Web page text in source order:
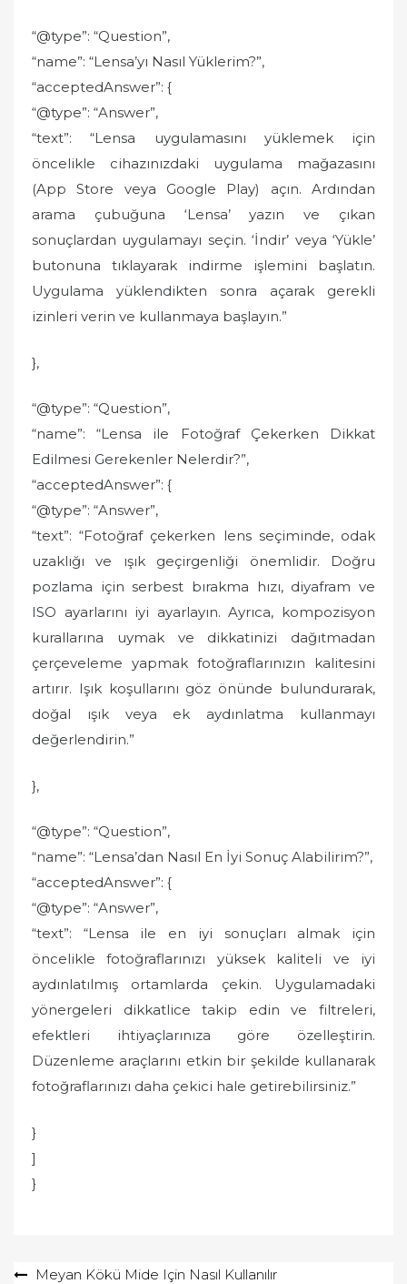
“@type”: “Question”,
“name”: “Lensa’yı Nasıl Yüklerim?”,
“acceptedAnswer”: {
“@type”: “Answer”,
“text”: “Lensa uygulamasını yüklemek için
öncelikle cihazınızdaki uygulama mağazasını
(App Store veya Google Play) açın. Ardından
arama çubuğuna ‘Lensa’ yazın ve çıkan
sonuçlardan uygulamayı seçin. ‘İndir’ veya ‘Yükle’
butonuna tıklayarak indirme işlemini başlatın.
Uygulama yüklendikten sonra açarak gerekli
izinleri verin ve kullanmaya başlayın.”
},
“@type”: “Question”,
“name”: “Lensa ile Fotoğraf Çekerken Dikkat
Edilmesi Gerekenler Nelerdir?”,
“acceptedAnswer”: {
“@type”: “Answer”,
“text”: “Fotoğraf çekerken lens seçiminde, odak
uzaklığı ve ışık geçirgenliği önemlidir. Doğru
pozlama için serbest bırakma hızı, diyafram ve
ISO ayarlarını iyi ayarlayın. Ayrıca, kompozisyon
kurallarına uymak ve dikkatinizi dağıtmadan
çerçeveleme yapmak fotoğraflarınızın kalitesini
artırır. Işık koşullarını göz önünde bulundurarak,
doğal ışık veya ek aydınlatma kullanmayı
değerlendirin.”
},
“@type”: “Question”,
“name”: “Lensa’dan Nasıl En İyi Sonuç Alabilirim?”,
“acceptedAnswer”: {
“@type”: “Answer”,
“text”: “Lensa ile en iyi sonuçları almak için
öncelikle fotoğraflarınızı yüksek kaliteli ve iyi
aydınlatılmış ortamlarda çekin. Uygulamadaki
yönergeleri dikkatlice takip edin ve filtreleri,
efektleri ihtiyaçlarınıza göre özelleştirin.
Düzenleme araçlarını etkin bir şekilde kullanarak
fotoğraflarınızı daha çekici hale getirebilirsiniz.”
}
]
}
YazıMeyan Kökü Mide Için Nasıl Kullanılır